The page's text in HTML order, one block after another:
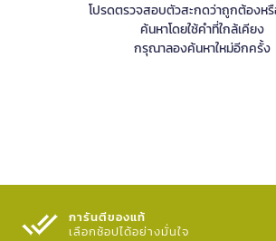
โปรดตรวจสอบตัวสะกดว่าถูกต้องหรื
ค้นหาโดยใช้คำที่ใกล้เคียง
กรุณาลองค้นหาใหม่อีกครั้ง
การันตีของแท้
เลือกช้อปได้อย่างมั่นใจ​